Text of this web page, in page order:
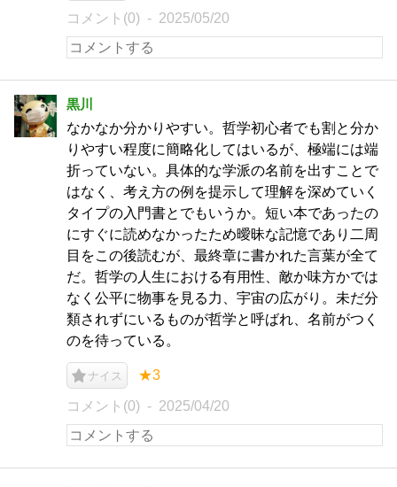
コメント(0) 2025/05/20
黒川
なかなか分かりやすい。哲学初心者でも割と分か
りやすい程度に簡略化してはいるが、極端には端
折っていない。具体的な学派の名前を出すことで
はなく、考え方の例を提示して理解を深めていく
タイプの入門書とでもいうか。短い本であったの
にすぐに読めなかったため曖昧な記憶であり二周
目をこの後読むが、最終章に書かれた言葉が全て
だ。哲学の人生における有用性、敵か味方かでは
なく公平に物事を見る力、宇宙の広がり。未だ分
類されずにいるものが哲学と呼ばれ、名前がつく
のを待っている。
ナイス ★3
コメント(0) 2025/04/20